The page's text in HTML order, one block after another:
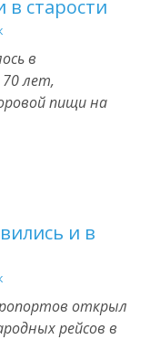
в старости
в
лет,
пищи на
и в
открыл
рейсов в